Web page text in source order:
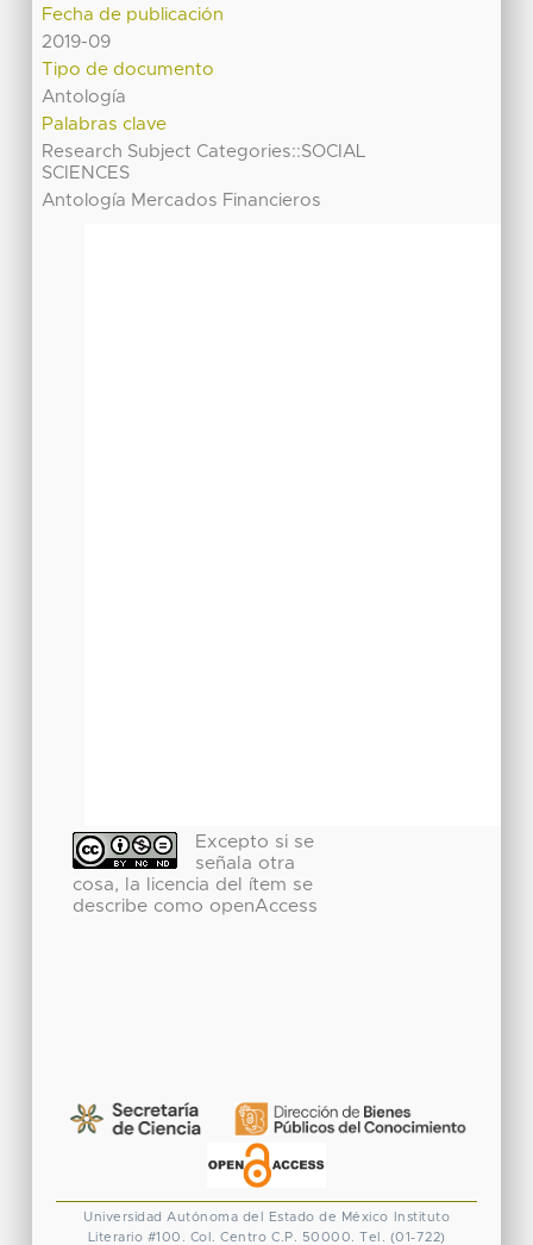
Fecha de publicación
2019-09
Tipo de documento
Antología
Palabras clave
Research Subject Categories::SOCIAL
SCIENCES
Antología Mercados Financieros
Excepto si se
señala otra
cosa, la licencia del ítem se
describe como openAccess
Universidad Autónoma del Estado de México
Instituto
Literario #100. Col. Centro C.P. 50000. Tel. (01-722)